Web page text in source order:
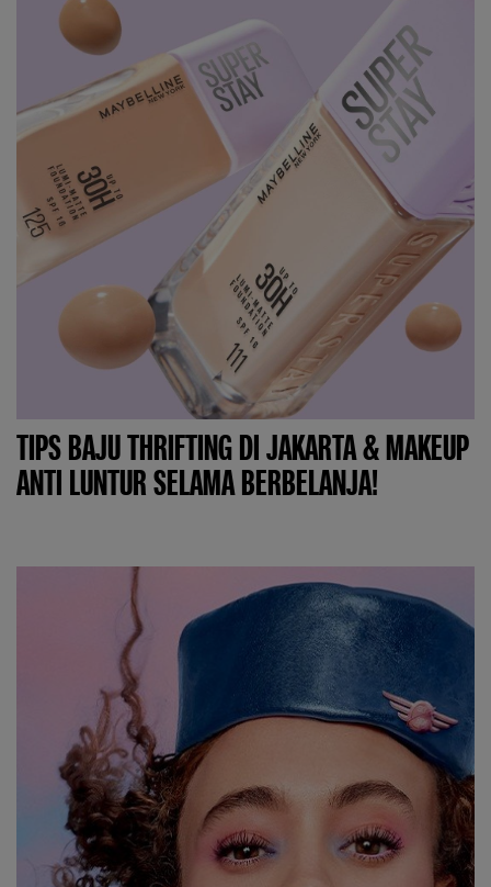
TIPS BAJU THRIFTING DI JAKARTA & MAKEUP
ANTI LUNTUR SELAMA BERBELANJA!